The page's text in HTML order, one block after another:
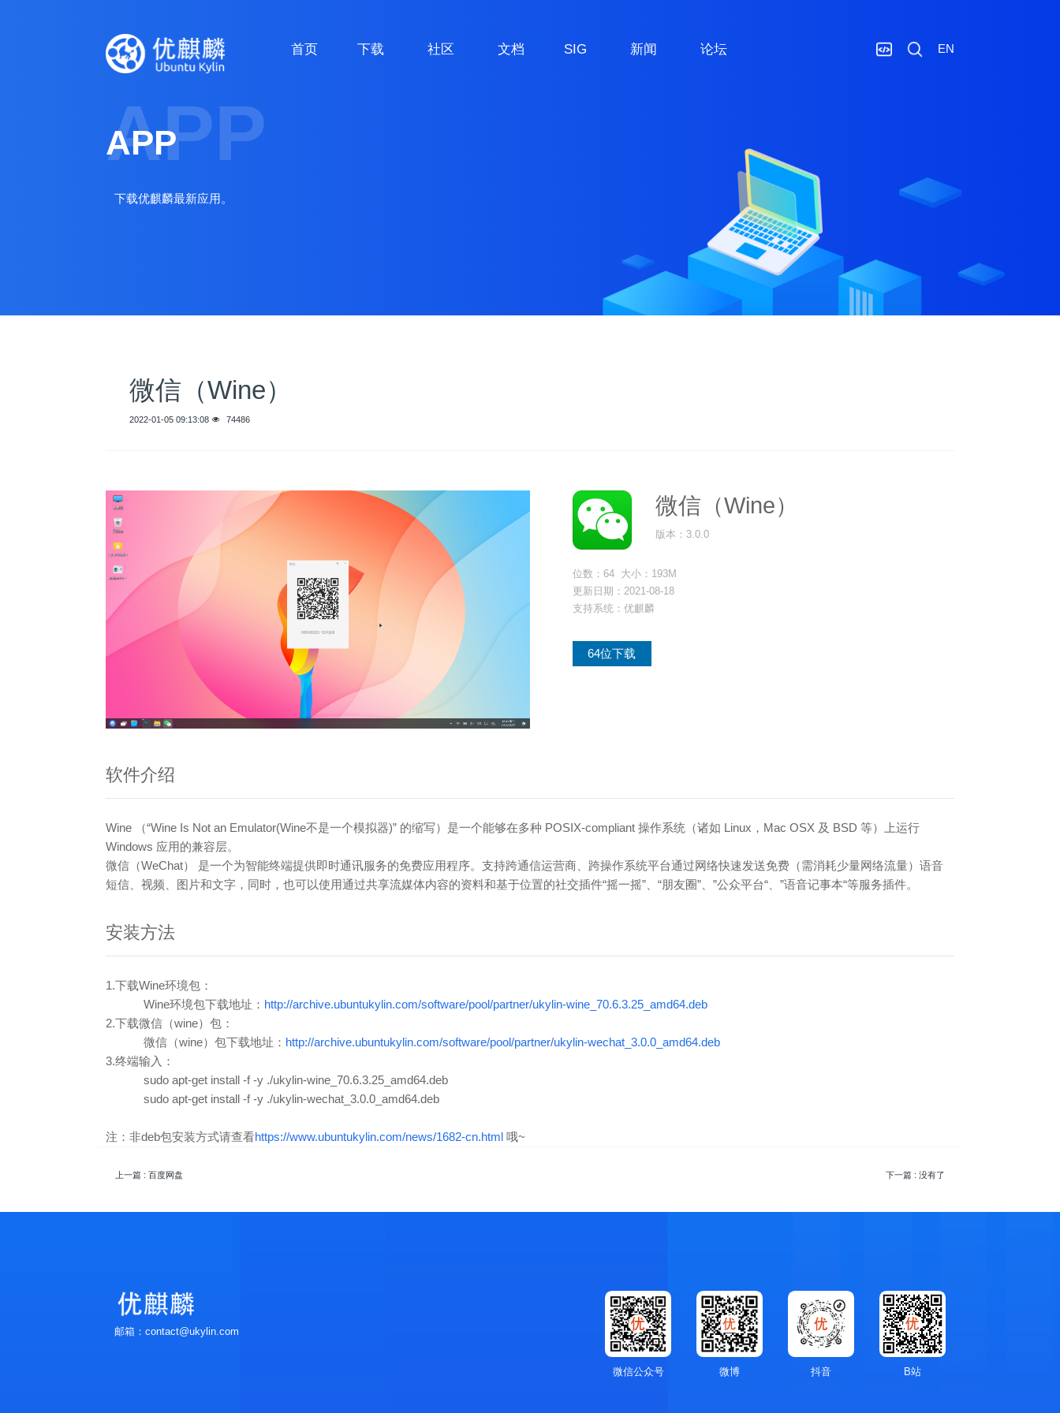
首页 下载 社区 文档 SIG 新闻 论坛 EN
APP
APP
下载优麒麟最新应用。
微信（Wine）
2022-01-05 09:13:08 74486
微信（Wine）
版本：3.0.0
位数：64 大小：193M
更新日期：2021-08-18
支持系统：优麒麟
64位下载
软件介绍
Wine （“Wine Is Not an Emulator(Wine不是一个模拟器)” 的缩写）是一个能够在多种 POSIX-compliant 操作系统（诸如 Linux，Mac OSX 及 BSD 等）上运行
Windows 应用的兼容层。
微信（WeChat） 是一个为智能终端提供即时通讯服务的免费应用程序。支持跨通信运营商、跨操作系统平台通过网络快速发送免费（需消耗少量网络流量）语音
短信、视频、图片和文字，同时，也可以使用通过共享流媒体内容的资料和基于位置的社交插件“摇一摇”、“朋友圈”、”公众平台“、”语音记事本“等服务插件。
安装方法
1.下载Wine环境包：
Wine环境包下载地址： http://archive.ubuntukylin.com/software/pool/partner/ukylin-wine_70.6.3.25_amd64.deb
2.下载微信（wine）包：
微信（wine）包下载地址： http://archive.ubuntukylin.com/software/pool/partner/ukylin-wechat_3.0.0_amd64.deb
3.终端输入：
sudo apt-get install -f -y ./ukylin-wine_70.6.3.25_amd64.deb
sudo apt-get install -f -y ./ukylin-wechat_3.0.0_amd64.deb
注：非deb包安装方式请查看https://www.ubuntukylin.com/news/1682-cn.html 哦~
上一篇 : 百度网盘 下一篇 : 没有了
邮箱：contact@ukylin.com
B站
抖音
微博
微信公众号